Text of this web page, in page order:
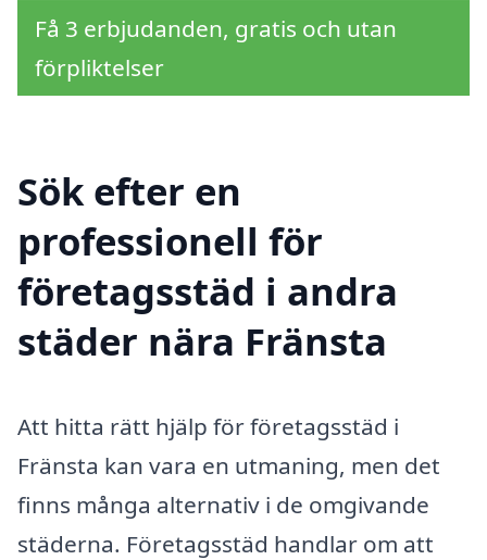
Få 3 erbjudanden, gratis och utan
förpliktelser
Sök efter en
professionell för
företagsstäd i andra
städer nära Fränsta
Att hitta rätt hjälp för företagsstäd i
Fränsta kan vara en utmaning, men det
finns många alternativ i de omgivande
städerna. Företagsstäd handlar om att